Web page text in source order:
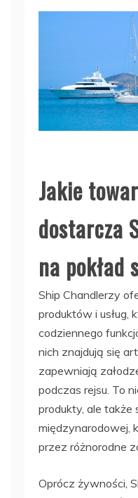
Jakie
dostarcza
na pokład
Ship Chandlerzy
produktów i usług,
codziennego
nich znajdują się
zapewniają
podczas rejsu. To
produkty, ale także
międzynarodowej,
przez różnorodne
Oprócz żywności,